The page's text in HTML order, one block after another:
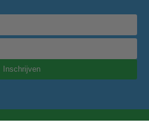
Inschrijven